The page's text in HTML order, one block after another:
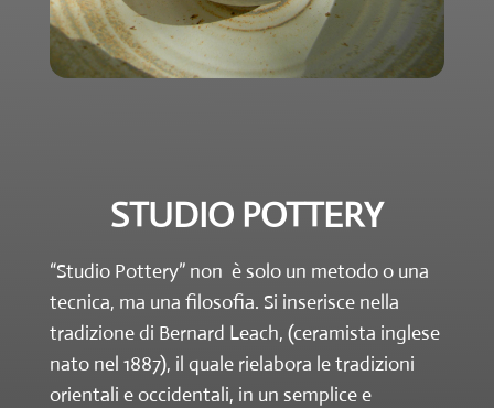
STUDIO POTTERY
“Studio Pottery” non è solo un metodo o una
tecnica, ma una filosofia. Si inserisce nella
tradizione di Bernard Leach, (ceramista inglese
nato nel 1887), il quale rielabora le tradizioni
orientali e occidentali, in un semplice e